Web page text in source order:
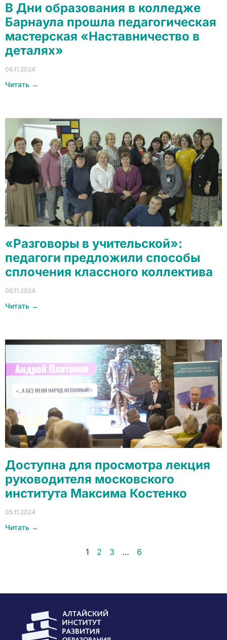
В Дни образования в колледже
Барнаула прошла педагогическая
мастерская «Наставничество в
деталях»
06.11.2024
Читать →
«Разговоры в учительской»:
педагоги предложили способы
сплочения классного коллектива
06.11.2024
Читать →
Доступна для просмотра лекция
руководителя московского
института Максима Костенко
05.11.2024
Читать →
1 2 3 … 6